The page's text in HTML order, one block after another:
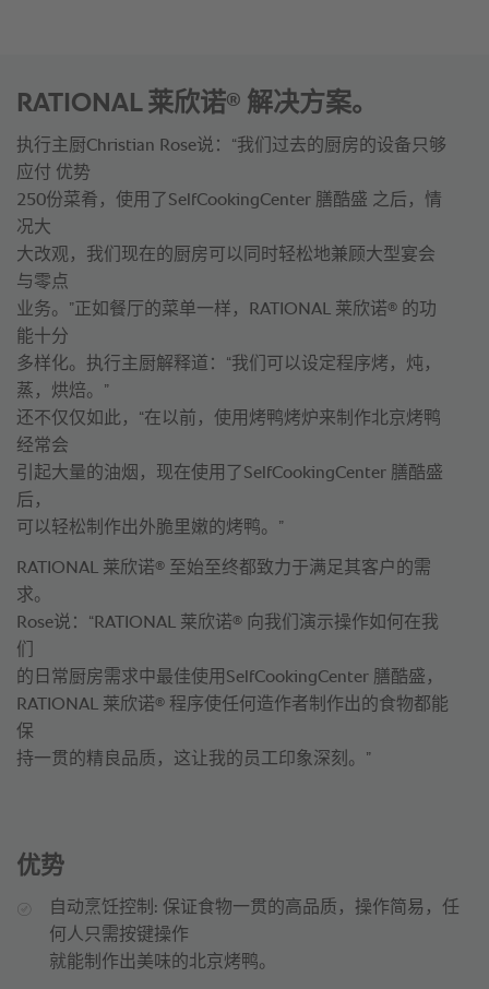
RATIONAL 莱欣诺® 解决方案。
执行主厨Christian Rose说：“我们过去的厨房的设备只够
应付 优势
250份菜肴，使用了SelfCookingCenter 膳酷盛 之后，情
况大
大改观，我们现在的厨房可以同时轻松地兼顾大型宴会
与零点
业务。”正如餐厅的菜单一样，RATIONAL 莱欣诺® 的功
能十分
多样化。执行主厨解释道：“我们可以设定程序烤，炖，
蒸，烘焙。”
还不仅仅如此，“在以前，使用烤鸭烤炉来制作北京烤鸭
经常会
引起大量的油烟，现在使用了SelfCookingCenter 膳酷盛
后，
可以轻松制作出外脆里嫩的烤鸭。”
RATIONAL 莱欣诺® 至始至终都致力于满足其客户的需
求。
Rose说：“RATIONAL 莱欣诺®
向我们演示操作如何在我
们
的日常厨房需求中最佳使用SelfCookingCenter 膳酷盛，
RATIONAL 莱欣诺® 程序使任何造作者制作出的食物都能
保
持一贯的精良品质，这让我的员工印象深刻。”
优势
自动烹饪控制: 保证食物一贯的高品质，操作简易，任
何人只需按键操作
就能制作出美味的北京烤鸭。